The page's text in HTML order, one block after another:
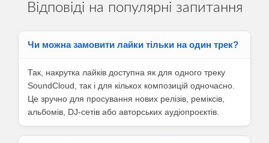
Відповіді на популярні запитання
Чи можна замовити лайки тільки на один трек?
Так, накрутка лайків доступна як для одного треку
SoundCloud, так і для кількох композицій одночасно.
Це зручно для просування нових релізів, реміксів,
альбомів, DJ-сетів або авторських аудіопроєктів.